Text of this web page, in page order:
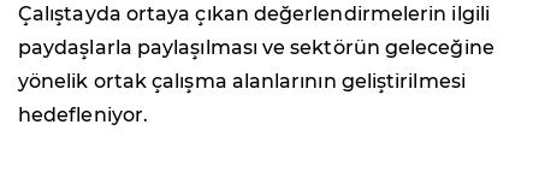
Çalıştayda ortaya çıkan değerlendirmelerin ilgili
paydaşlarla paylaşılması ve sektörün geleceğine
yönelik ortak çalışma alanlarının geliştirilmesi
hedefleniyor.